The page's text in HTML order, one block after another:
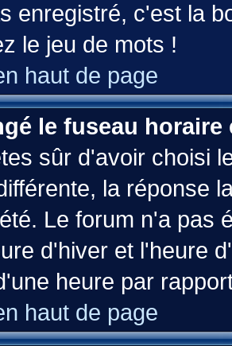
enregistré, c'est la
le jeu de mots !
haut de page
le fuseau
sûr d'avoir choisi
la réponse
Le forum n'a pas
d'hiver et l'heure
heure par
haut de page